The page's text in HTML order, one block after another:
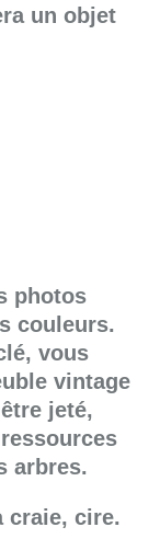
un objet
photos
couleurs.
vous
vintage
jeté,
arbres.
craie, cire.